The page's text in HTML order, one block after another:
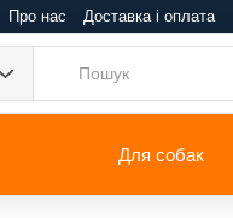
Про нас Доставка і оплата
Для собак